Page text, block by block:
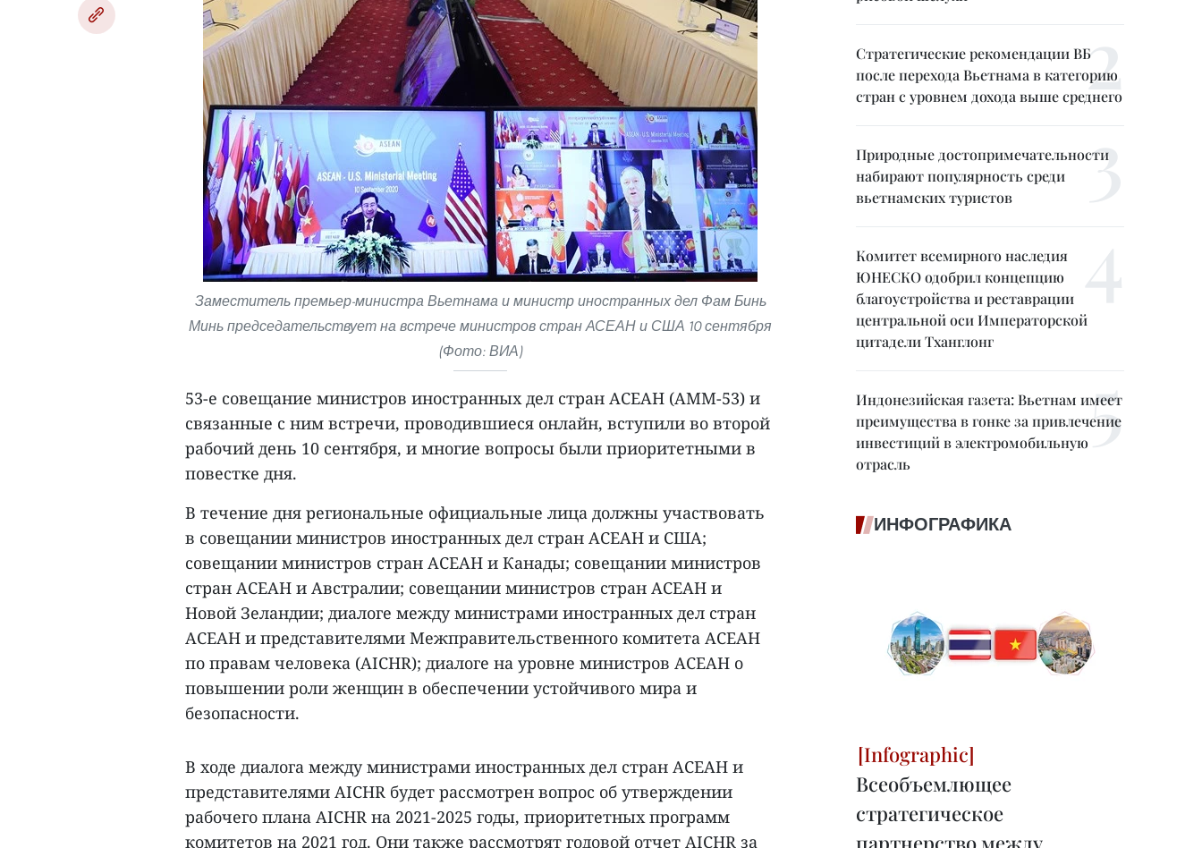
Заместитель премьер-министра Вьетнама и министр иностранных дел Фам Бинь
Минь председательствует на встрече министров стран АСЕАН и США 10 сентября
(Фото: ВИА)
53-е совещание министров иностранных дел стран АСЕАН (AMM-53) и
связанные с ним встречи, проводившиеся онлайн, вступили во второй
рабочий день 10 сентября, и многие вопросы были приоритетными в
повестке дня.
В течение дня региональные официальные лица должны участвовать
в совещании министров иностранных дел стран АСЕАН и США;
совещании министров стран АСЕАН и Канады; совещании министров
стран АСЕАН и Австралии; совещании министров стран АСЕАН и
Новой Зеландии; диалоге между министрами иностранных дел стран
АСЕАН и представителями Межправительственного комитета АСЕАН
по правам человека (AICHR); диалоге на уровне министров АСЕАН о
повышении роли женщин в обеспечении устойчивого мира и
безопасности.
В ходе диалога между министрами иностранных дел стран АСЕАН и
представителями AICHR будет рассмотрен вопрос об утверждении
рабочего плана AICHR на 2021-2025 годы, приоритетных программ
комитетов на 2021 год. Они также рассмотрят годовой отчет AICHR за
Стратегические рекомендации ВБ
после перехода Вьетнама в категорию
стран с уровнем дохода выше среднего
Природные достопримечательности
набирают популярность среди
вьетнамских туристов
Комитет всемирного наследия
ЮНЕСКО одобрил концепцию
благоустройства и реставрации
центральной оси Императорской
цитадели Тханглонг
Индонезийская газета: Вьетнам имеет
преимущества в гонке за привлечение
инвестиций в электромобильную
отрасль
ИНФОГРАФИКА
Всеобъемлющее
стратегическое
партнерство между